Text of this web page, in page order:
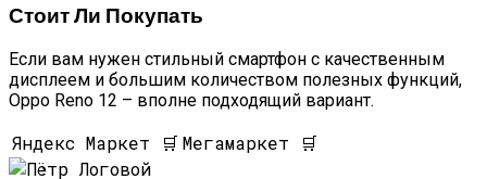
Стоит Ли Покупать
Если вам нужен стильный смартфон с качественным
дисплеем и большим количеством полезных функций,
Oppo Reno 12 – вполне подходящий вариант.
Яндекс Маркет 🛒 Мегамаркет 🛒